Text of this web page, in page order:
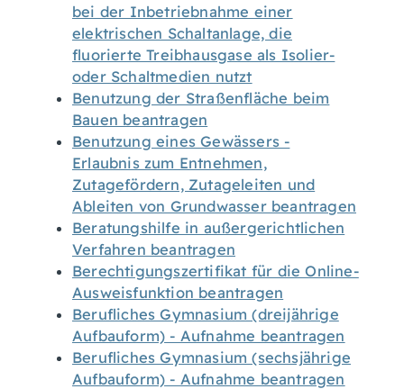
bei der Inbetriebnahme einer
elektrischen Schaltanlage, die
fluorierte Treibhausgase als Isolier-
oder Schaltmedien nutzt
Benutzung der Straßenfläche beim
Bauen beantragen
Benutzung eines Gewässers -
Erlaubnis zum Entnehmen,
Zutagefördern, Zutageleiten und
Ableiten von Grundwasser beantragen
Beratungshilfe in außergerichtlichen
Verfahren beantragen
Berechtigungszertifikat für die Online-
Ausweisfunktion beantragen
Berufliches Gymnasium (dreijährige
Aufbauform) - Aufnahme beantragen
Berufliches Gymnasium (sechsjährige
Aufbauform) - Aufnahme beantragen